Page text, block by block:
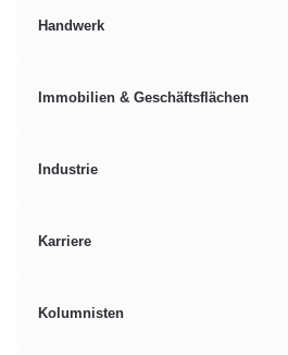
Handwerk
Immobilien & Geschäftsflächen
Industrie
Karriere
Kolumnisten